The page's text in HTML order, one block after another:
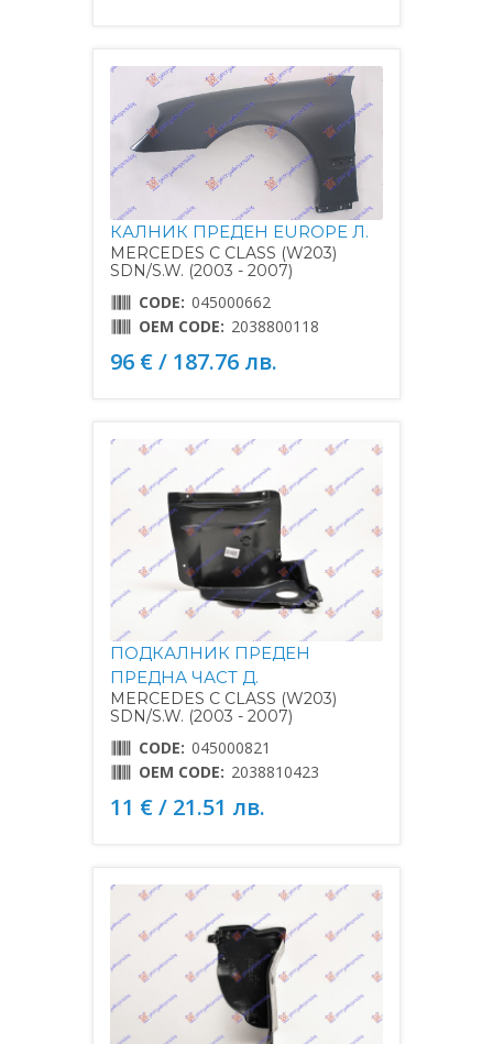
КАЛНИК ПРЕДЕН EUROPE Л.
MERCEDES C CLASS (W203)
SDN/S.W. (2003 - 2007)
CODE: 045000662
OEM CODE: 2038800118
96 € / 187.76 лв.
ПОДКАЛНИК ПРЕДЕН
ПРЕДНА ЧАСТ Д.
MERCEDES C CLASS (W203)
SDN/S.W. (2003 - 2007)
CODE: 045000821
OEM CODE: 2038810423
11 € / 21.51 лв.